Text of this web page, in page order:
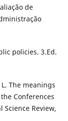
de
policies. 3.Ed.
L. The meanings
Conferences
Review,